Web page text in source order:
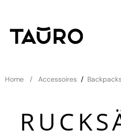
Home Accessoires /